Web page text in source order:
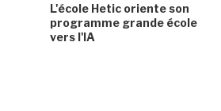
L'école Hetic oriente son
programme grande école
vers l'IA